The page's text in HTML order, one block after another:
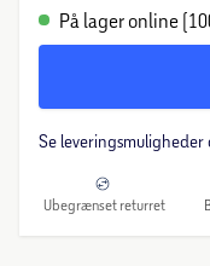
På lager online
Se leveringsmuligheder
Ubegrænset returret